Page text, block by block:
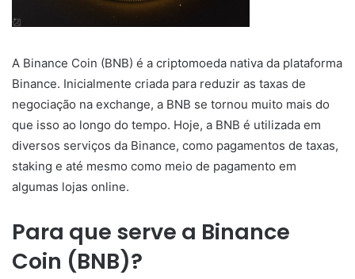
A Binance Coin (BNB) é a criptomoeda nativa da plataforma
Binance. Inicialmente criada para reduzir as taxas de
negociação na exchange, a BNB se tornou muito mais do
que isso ao longo do tempo. Hoje, a BNB é utilizada em
diversos serviços da Binance, como pagamentos de taxas,
staking e até mesmo como meio de pagamento em
algumas lojas online.
Para que serve a Binance
Coin (BNB)?